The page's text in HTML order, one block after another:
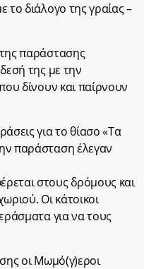
το διάλογο της γραίας –
παράστασης
της με την
δίνουν και παίρνουν
για το θίασο «Τα
παράσταση έλεγαν
στους δρόμους και
Οι κάτοικοι
για να τους
οι Μωμό(γ)εροι